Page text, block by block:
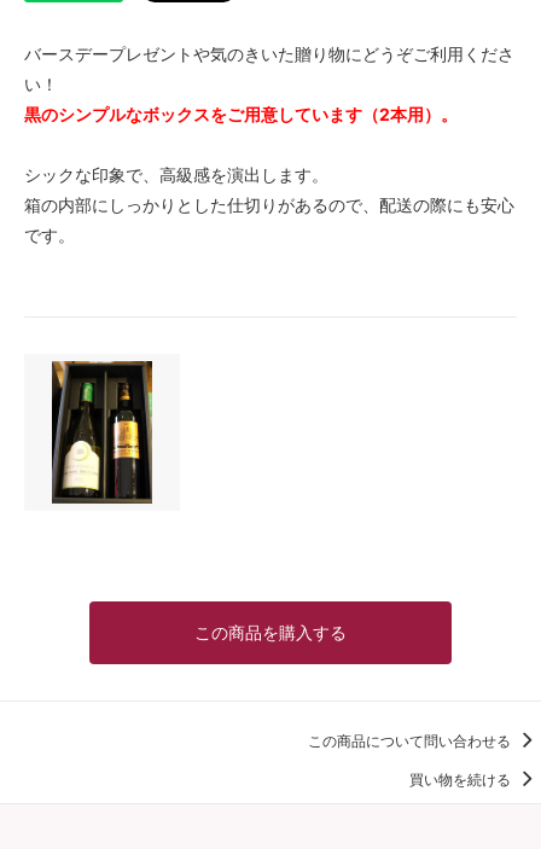
バースデープレゼントや気のきいた贈り物にどうぞご利用くださ
い！
黒のシンプルなボックスをご用意しています（2本用）。
シックな印象で、高級感を演出します。
箱の内部にしっかりとした仕切りがあるので、配送の際にも安心
です。
この商品を購入する
この商品について問い合わせる
買い物を続ける